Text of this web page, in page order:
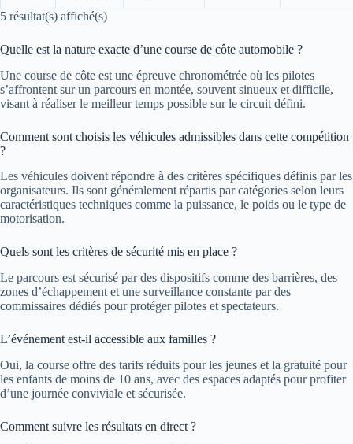
5 résultat(s) affiché(s)
Quelle est la nature exacte d’une course de côte automobile ?
Une course de côte est une épreuve chronométrée où les pilotes
s’affrontent sur un parcours en montée, souvent sinueux et difficile,
visant à réaliser le meilleur temps possible sur le circuit défini.
Comment sont choisis les véhicules admissibles dans cette compétition
?
Les véhicules doivent répondre à des critères spécifiques définis par les
organisateurs. Ils sont généralement répartis par catégories selon leurs
caractéristiques techniques comme la puissance, le poids ou le type de
motorisation.
Quels sont les critères de sécurité mis en place ?
Le parcours est sécurisé par des dispositifs comme des barrières, des
zones d’échappement et une surveillance constante par des
commissaires dédiés pour protéger pilotes et spectateurs.
L’événement est-il accessible aux familles ?
Oui, la course offre des tarifs réduits pour les jeunes et la gratuité pour
les enfants de moins de 10 ans, avec des espaces adaptés pour profiter
d’une journée conviviale et sécurisée.
Comment suivre les résultats en direct ?